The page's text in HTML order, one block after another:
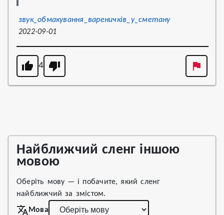
звук_обмакування_вареничків_у_сметану
2022-09-01
4
Найближчий сленг іншою
мовою
Оберіть мову — і побачите, який сленг
найближчий за змістом.
Мова